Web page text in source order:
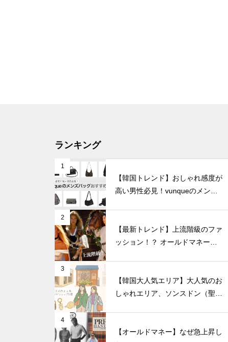
ランキング
1
【韓国トレンド】おしゃれ感度が
高い男性必見！vunqueのメンズ
2
【最新トレンド】上流階級のファ
ッション！？ オールドマネール
3
【韓国大人気エリア】大人気のお
しゃれエリア、ソンスドン（聖水
4
【オールドマネー】なぜ急上昇し